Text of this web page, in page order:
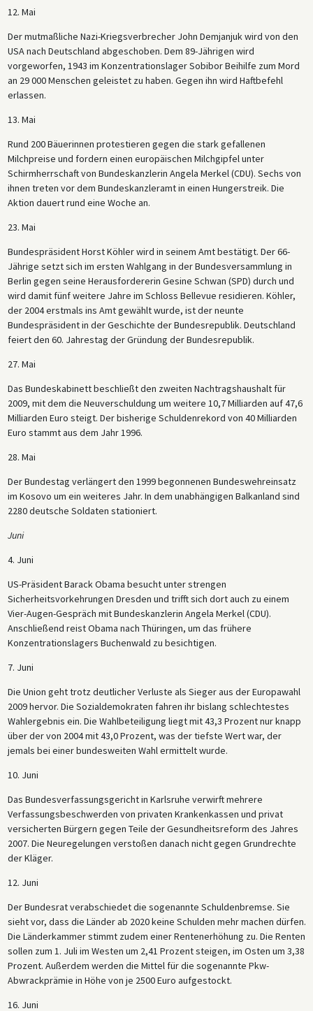
12. Mai
Der mutmaßliche Nazi-Kriegsverbrecher John Demjanjuk wird von den
USA nach Deutschland abgeschoben. Dem 89-Jährigen wird
vorgeworfen, 1943 im Konzentrationslager Sobibor Beihilfe zum Mord
an 29 000 Menschen geleistet zu haben. Gegen ihn wird Haftbefehl
erlassen.
13. Mai
Rund 200 Bäuerinnen protestieren gegen die stark gefallenen
Milchpreise und fordern einen europäischen Milchgipfel unter
Schirmherrschaft von Bundeskanzlerin Angela Merkel (CDU). Sechs von
ihnen treten vor dem Bundeskanzleramt in einen Hungerstreik. Die
Aktion dauert rund eine Woche an.
23. Mai
Bundespräsident Horst Köhler wird in seinem Amt bestätigt. Der 66-
Jährige setzt sich im ersten Wahlgang in der Bundesversammlung in
Berlin gegen seine Herausfordererin Gesine Schwan (SPD) durch und
wird damit fünf weitere Jahre im Schloss Bellevue residieren. Köhler,
der 2004 erstmals ins Amt gewählt wurde, ist der neunte
Bundespräsident in der Geschichte der Bundesrepublik. Deutschland
feiert den 60. Jahrestag der Gründung der Bundesrepublik.
27. Mai
Das Bundeskabinett beschließt den zweiten Nachtragshaushalt für
2009, mit dem die Neuverschuldung um weitere 10,7 Milliarden auf 47,6
Milliarden Euro steigt. Der bisherige Schuldenrekord von 40 Milliarden
Euro stammt aus dem Jahr 1996.
28. Mai
Der Bundestag verlängert den 1999 begonnenen Bundeswehreinsatz
im Kosovo um ein weiteres Jahr. In dem unabhängigen Balkanland sind
2280 deutsche Soldaten stationiert.
Juni
4. Juni
US-Präsident Barack Obama besucht unter strengen
Sicherheitsvorkehrungen Dresden und trifft sich dort auch zu einem
Vier-Augen-Gespräch mit Bundeskanzlerin Angela Merkel (CDU).
Anschließend reist Obama nach Thüringen, um das frühere
Konzentrationslagers Buchenwald zu besichtigen.
7. Juni
Die Union geht trotz deutlicher Verluste als Sieger aus der Europawahl
2009 hervor. Die Sozialdemokraten fahren ihr bislang schlechtestes
Wahlergebnis ein. Die Wahlbeteiligung liegt mit 43,3 Prozent nur knapp
über der von 2004 mit 43,0 Prozent, was der tiefste Wert war, der
jemals bei einer bundesweiten Wahl ermittelt wurde.
10. Juni
Das Bundesverfassungsgericht in Karlsruhe verwirft mehrere
Verfassungsbeschwerden von privaten Krankenkassen und privat
versicherten Bürgern gegen Teile der Gesundheitsreform des Jahres
2007. Die Neuregelungen verstoßen danach nicht gegen Grundrechte
der Kläger.
12. Juni
Der Bundesrat verabschiedet die sogenannte Schuldenbremse. Sie
sieht vor, dass die Länder ab 2020 keine Schulden mehr machen dürfen.
Die Länderkammer stimmt zudem einer Rentenerhöhung zu. Die Renten
sollen zum 1. Juli im Westen um 2,41 Prozent steigen, im Osten um 3,38
Prozent. Außerdem werden die Mittel für die sogenannte Pkw-
Abwrackprämie in Höhe von je 2500 Euro aufgestockt.
16. Juni